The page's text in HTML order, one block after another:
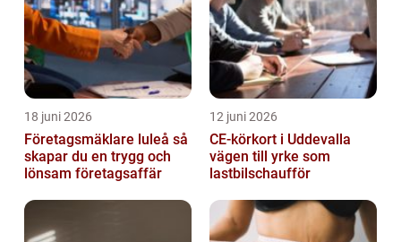
18 juni 2026
Företagsmäklare luleå så
skapar du en trygg och
lönsam företagsaffär
12 juni 2026
CE-körkort i Uddevalla
vägen till yrke som
lastbilschaufför